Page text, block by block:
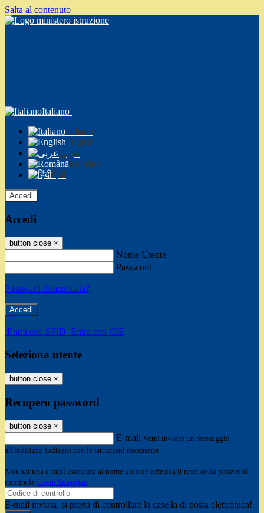
Salta al contenuto
Italiano
Italiano
English
عربى
Română
हिंदी
Accedi
Accedi
button close ×
Nome Utente
Password
Password dimenticata?
-
Entra con SPID Entra con CIE
Seleziona utente
button close ×
Recupero password
button close ×
E-mail Verrà inviato un messaggio
all'indirizzo indicato con le istruzioni necessarie.
Non hai una e-mail associata al nome utente? Effettua il reset della password
tramite la Login Spaggiari
E-mail inviata, si prega di controllare la casella di posta elettronica!